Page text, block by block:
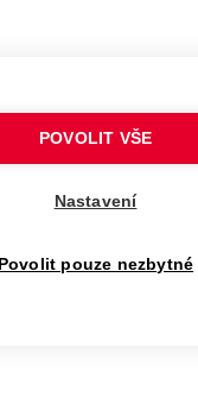
POVOLIT VŠE
Nastavení
Povolit pouze nezbytné